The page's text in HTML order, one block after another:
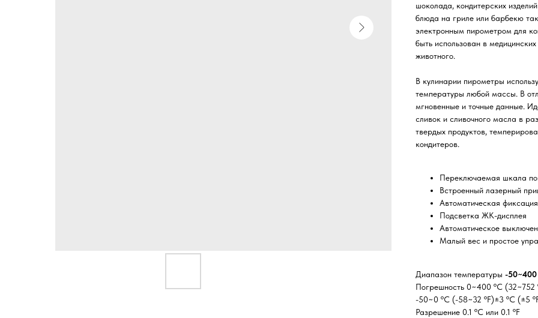
шоколада, кондитерских
блюда на гриле или барбекю
электронным пирометром для
быть использован в
животного.
В кулинарии пирометры
температуры любой массы. В
мгновенные и точные данные.
сливок и сливочного масла в
твердых продуктов,
кондитеров.
Переключаемая шкала
Встроенный лазерный
Автоматическая
Подсветка ЖК-дисплея
Автоматическое
Малый вес и простое
Диапазон температуры -50~400
Погрешность 0~400 ºC (32~752
-50~0 ºC (-58~32 ºF)±3 ºC (±5
Разрешение 0.1 ºC или 0.1 ºF